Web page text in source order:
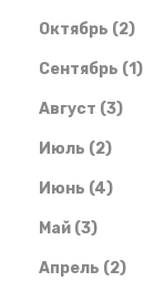
Октябрь (2)
Сентябрь (1)
Август (3)
Июль (2)
Июнь (4)
Май (3)
Апрель (2)